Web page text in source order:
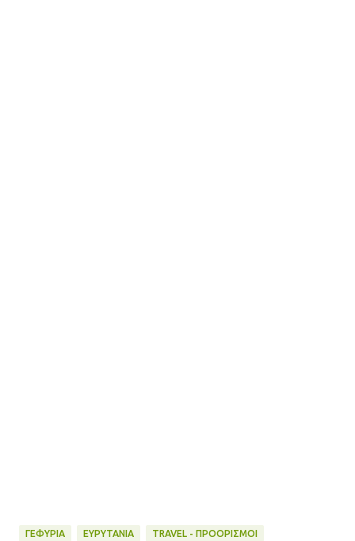
ΓΕΦΥΡΙΑ ΕΥΡΥΤΑΝΙΑ TRAVEL - ΠΡΟΟΡΙΣΜΟΙ